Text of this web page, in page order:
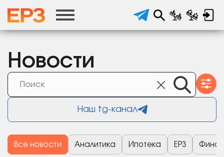
Новости
Наш tg-канал
Все новости Аналитика Ипотека ЕРЗ